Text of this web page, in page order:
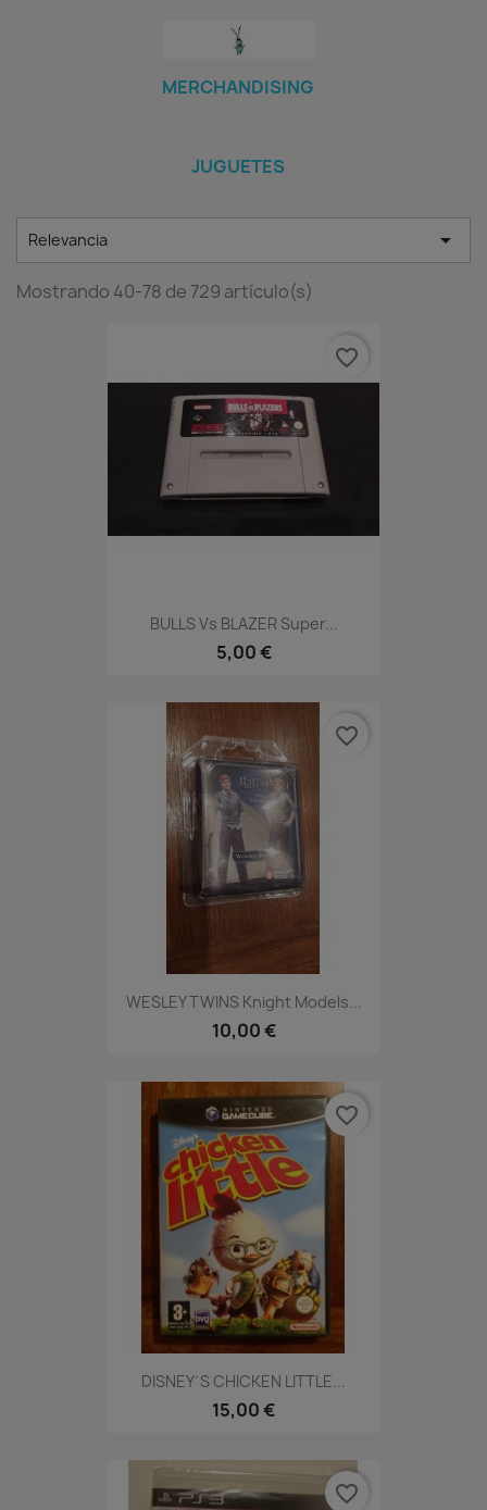
MERCHANDISING
JUGUETES
Relevancia 
Mostrando 40-78 de 729 artículo(s)
BULLS Vs BLAZER Super...
5,00 €
favorite_border
WESLEY TWINS Knight Models...
10,00 €
favorite_border
DISNEY´S CHICKEN LITTLE...
15,00 €
favorite_border
favorite_border